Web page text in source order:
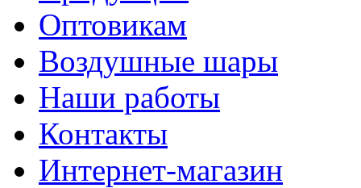
Оптовикам
Воздушные шары
Наши работы
Контакты
Интернет-магазин